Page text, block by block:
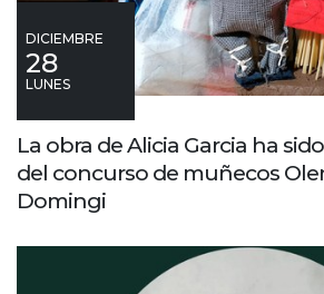
DICIEMBRE
28
LUNES
La obra de Alicia Garcia ha
del concurso de muñecos
Domingi